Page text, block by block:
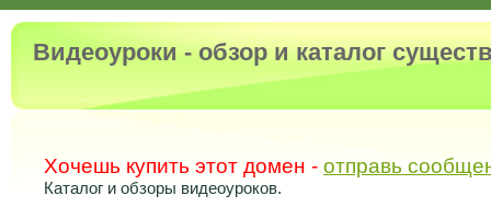
Видеоуроки - обзор и каталог
Хочешь купить этот домен - отправь
Каталог и обзоры видеоуроков.